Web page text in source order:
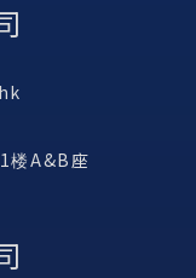
楼A&B座